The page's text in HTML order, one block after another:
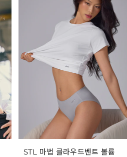
STL 마법 클라우드벤트 볼륨